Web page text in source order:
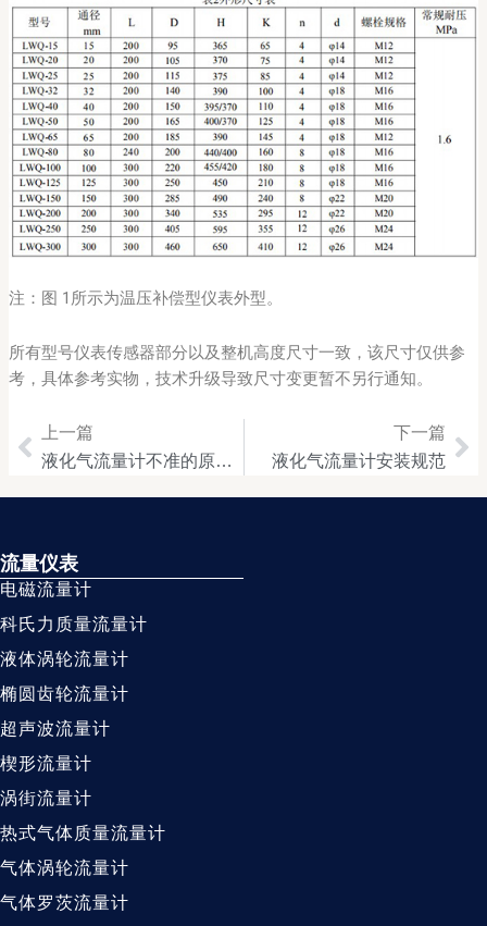
注：图 1所示为温压补偿型仪表外型。
所有型号仪表传感器部分以及整机高度尺寸一致，该尺寸仅供参
考，具体参考实物，技术升级导致尺寸变更暂不另行通知。
Prev
上一篇
液化气流量计不准的原因与处理
下一篇
液化气流量计安装规范
流量仪表
电磁流量计
科氏力质量流量计
液体涡轮流量计
椭圆齿轮流量计
超声波流量计
楔形流量计
涡街流量计
热式气体质量流量计
气体涡轮流量计
气体罗茨流量计